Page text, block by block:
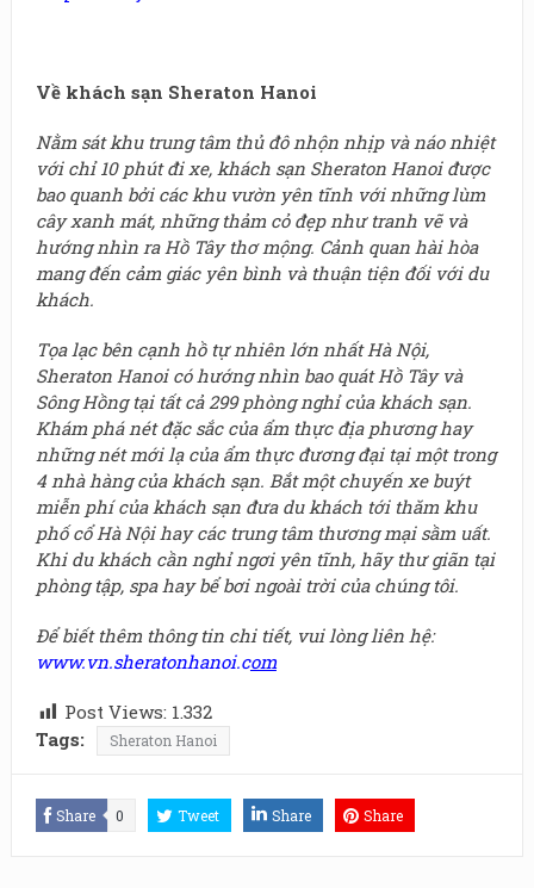
Về khách sạn Sheraton Hanoi
Nằm sát khu trung tâm thủ đô nhộn nhịp và náo nhiệt
với chỉ 10 phút đi xe, khách sạn Sheraton Hanoi được
bao quanh bởi các khu vườn yên tĩnh với những lùm
cây xanh mát, những thảm cỏ đẹp như tranh vẽ và
hướng nhìn ra Hồ Tây thơ mộng. Cảnh quan hài hòa
mang đến cảm giác yên bình và thuận tiện đối với du
khách.
Tọa lạc bên cạnh hồ tự nhiên lớn nhất Hà Nội,
Sheraton Hanoi có hướng nhìn bao quát Hồ Tây và
Sông Hồng tại tất cả 299 phòng nghỉ của khách sạn.
Khám phá nét đặc sắc của ẩm thực địa phương hay
những nét mới lạ của ẩm thực đương đại tại một trong
4 nhà hàng của khách sạn. Bắt một chuyến xe buýt
miễn phí của khách sạn đưa du khách tới thăm khu
phố cổ Hà Nội hay các trung tâm thương mại sầm uất.
Khi du khách cần nghỉ ngơi yên tĩnh, hãy thư giãn tại
phòng tập, spa hay bể bơi ngoài trời của chúng tôi.
Để biết thêm thông tin chi tiết, vui lòng liên hệ:
www.vn.sheratonhanoi.com
Post Views: 1.332
Tags:
Sheraton Hanoi
Share 0 Tweet Share Share